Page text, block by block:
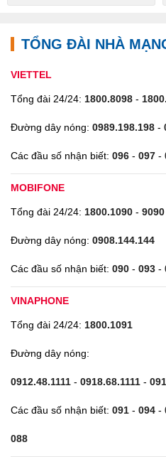
TỔNG ĐÀI NHÀ
VIETTEL
Tổng đài 24/24: 1800.8098 -
Đường dây nóng: 0989.198.198 -
Các đầu số nhận biết: 096 - 097 -
MOBIFONE
Tổng đài 24/24: 1800.1090 - 9090
Đường dây nóng: 0908.144.144
Các đầu số nhận biết: 090 - 093 -
VINAPHONE
Tổng đài 24/24: 1800.1091
Đường dây nóng:
0912.48.1111 - 0918.68.1111 -
Các đầu số nhận biết: 091 - 094 -
088